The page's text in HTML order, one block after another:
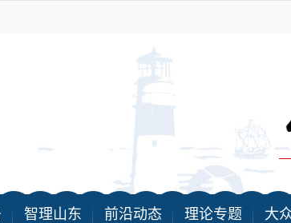
智理山东 前沿动态 理论专题 大